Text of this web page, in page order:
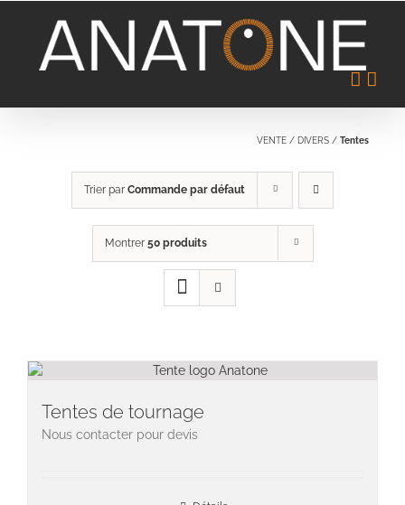
VENTE / DIVERS / Tentes
Trier par Commande par défaut
Montrer 50 produits
Tentes de tournage
Nous contacter pour devis